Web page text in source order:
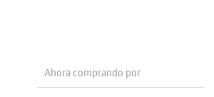
Ahora comprando por